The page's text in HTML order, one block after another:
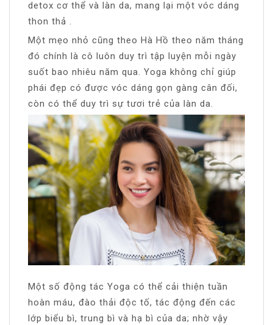
detox cơ thể và làn da, mang lại một vóc dáng
thon thả .
Một mẹo nhỏ cũng theo Hà Hồ theo năm tháng
đó chính là cô luôn duy trì tập luyện mỗi ngày
suốt bao nhiêu năm qua. Yoga không chỉ giúp
phái đẹp có được vóc dáng gọn gàng cân đối,
còn có thể duy trì sự tươi trẻ của làn da.
Một số động tác Yoga có thể cải thiện tuần
hoàn máu, đào thải độc tố, tác động đến các
lớp biểu bì, trung bì và hạ bì của da; nhờ vậy